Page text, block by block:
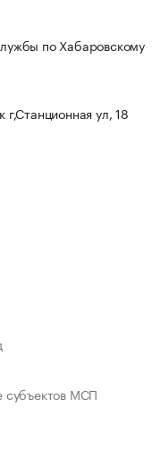
по Хабаровскому
ул, 18
субъектов МСП